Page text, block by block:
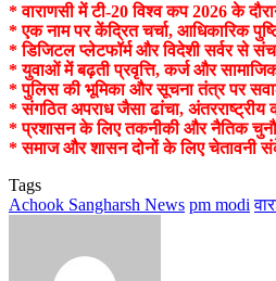
* वाराणसी में टी-20 विश्व कप 2026 के
* एक नाम पर केंद्रित चर्चा, आधिकारिक
* डिजिटल प्लेटफॉर्म और विदेशी सर्वर से
* युवाओं में बढ़ती प्रवृत्ति, कर्ज और
* पुलिस की भूमिका और सूचना तंत्र पर
* संगठित अपराध जैसा ढांचा, अंतरराष्ट्रीय
* प्रशासन के लिए तकनीकी और नैतिक
* समाज और शासन दोनों के लिए चेतावनी
Tags
Achook Sangharsh News pm modi